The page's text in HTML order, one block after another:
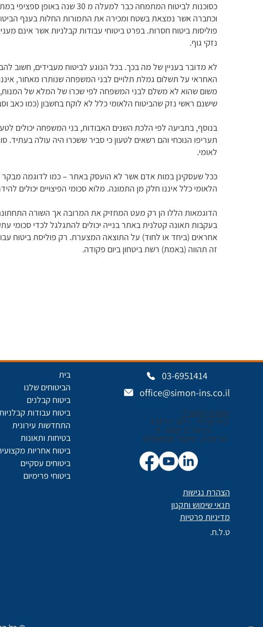
כסוכנות לביטוח המתמחה כבר למעלה מ
וכחברה אשר נמצאת בשטח ומכירה את התמורות החלות בענף
פוליסות ביטוח חסרות. בפרט ביטוחי עבודות קבלניות אשר אינם
נזקי גוף.
לא מדובר בעניין של מה בכך. בכל הנוגע לביטוח מעבידים, חשוב
האחראי על תשלום גמלת תלויים לבני המשפחה שנותרו מאחור,
שישנם ראשי נזק שהביטוח הלאומי כלל לא לוקח בחשבון (כמו כאב
בנוסף, בתביעה לפי הלכת השנים האבודות, בני המשפחה יכולים
תעריפו הנוכחי והם רשאים לטעון כי סביר ששכרו היה עולה בעתיד.
לאומי.
ככל שעסקינן במות אדם אשר לא הועסק באתר – כמו לדוגמה מבקר
הלאומי כלל איננו חלק מן התמונה. מלוא סכומי הפיצויים יכולים
הדוגמאות הללו הן רק מעט המחזיק את המרובה אך השורה
בעקבות תאונה קטלנית באתר בנייה יכולים להתגלגל לכדי סכומי
אחראים (ביחד או לחוד) על התוצאה המצערת. רק פוליסת ביטוח
זה תהווה (באמת) רשת ביטחון ביום פקודה.
כתובת המשרד:
בית קנדה , רחוב נירים 3
כניסה C, קומה 3
תל אביב, מיקוד: 6706038
03-6951414
office@simon-ins.co.il
הצהרת נגישות
תנאי שימוש ותקנון
מדיניות פרטיות
ט.ל.ח.
בית
הביטוחים שלנו
ביטוח קבלנים
ביטוח עבודות
התחדשות עירונית
בטיחות ותאונות
ביטוח אחריות
ביטוחים עסקיים
ביטוחי פרימיום